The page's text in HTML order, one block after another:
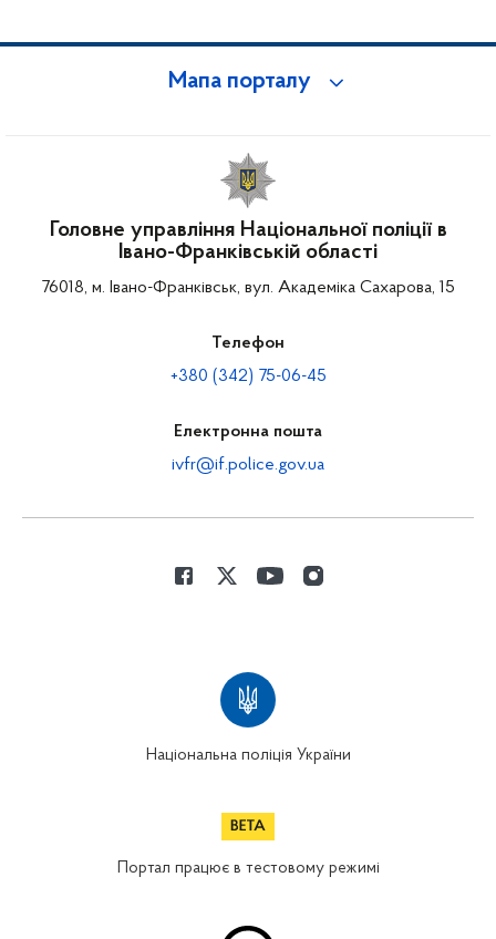
Мапа порталу
Головне управління Національної поліції в
Івано-Франківській області
76018, м. Івано-Франківськ, вул. Академіка Сахарова, 15
Телефон
+380 (342) 75-06-45
Електронна пошта
ivfr@if.police.gov.ua
Національна поліція України
Портал працює в тестовому режимі